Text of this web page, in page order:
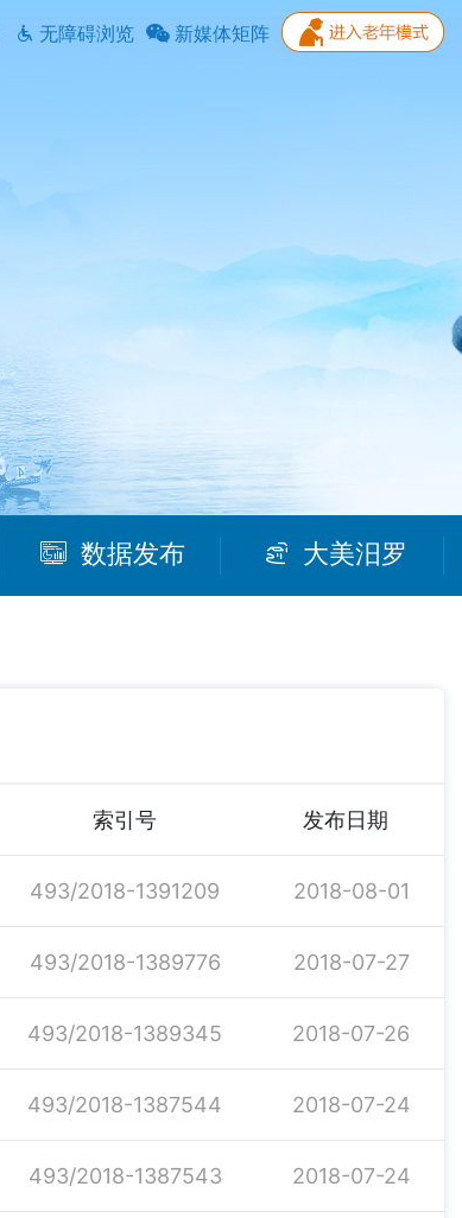
无障碍浏览 新媒体矩阵
数据发布 大美汨罗
索引号 发布日期
493/2018-1391209 2018-08-01
493/2018-1389776 2018-07-27
493/2018-1389345 2018-07-26
493/2018-1387544 2018-07-24
493/2018-1387543 2018-07-24